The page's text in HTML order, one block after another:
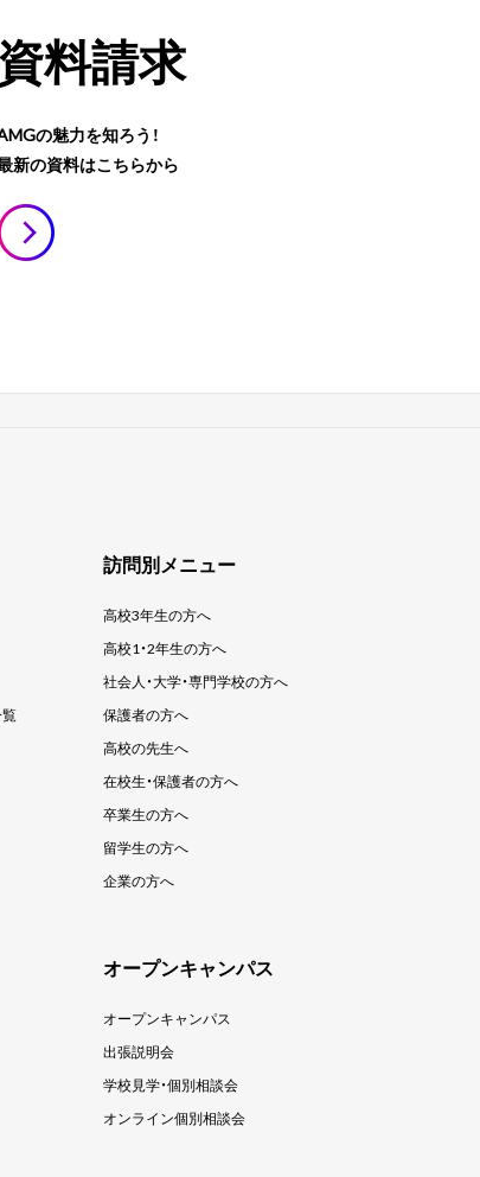
資料請求
の魅力を知ろう！
新の資料はこちらから
訪問別メニュー
高校3年生の方へ
高校1・2年生の方へ
社会人・大学・専門学校の方へ
保護者の方へ
高校の先生へ
在校生・保護者の方へ
卒業生の方へ
留学生の方へ
企業の方へ
オープンキャンパス
オープンキャンパス
出張説明会
学校見学・個別相談会
オンライン個別相談会